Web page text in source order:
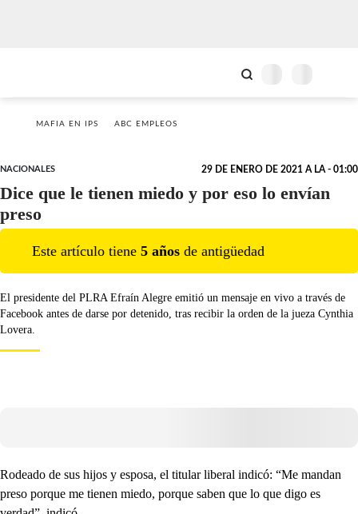
MAFIA EN IPS ABC EMPLEOS
NACIONALES 29 DE ENERO DE 2021 A LA - 01:00
Dice que le tienen miedo y por eso lo envían
preso
Este artículo tiene 5 años de antigüedad
El presidente del PLRA Efraín Alegre emitió un mensaje en vivo a través de
Facebook antes de darse por detenido, tras recibir la orden de la jueza Cynthia
Lovera.
Rodeado de sus hijos y esposa, el titular liberal indicó: “Me mandan
preso porque me tienen miedo, porque saben que lo que digo es